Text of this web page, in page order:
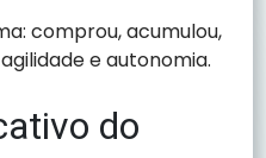
comprou, acumulou,
e autonomia.
do